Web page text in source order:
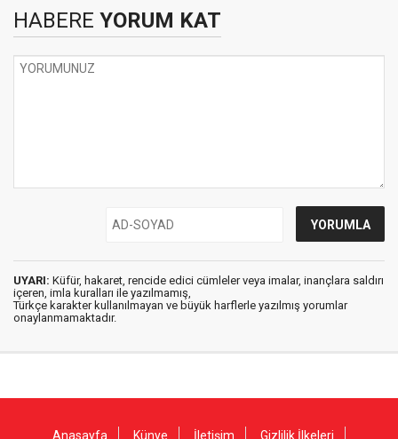
HABERE YORUM KAT
UYARI: Küfür, hakaret, rencide edici cümleler veya imalar, inançlara saldırı
içeren, imla kuralları ile yazılmamış,
Türkçe karakter kullanılmayan ve büyük harflerle yazılmış yorumlar
onaylanmamaktadır.
Anasayfa Künye İletişim Gizlilik İlkeleri